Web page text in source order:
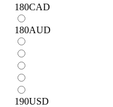
180CAD
180AUD
190USD